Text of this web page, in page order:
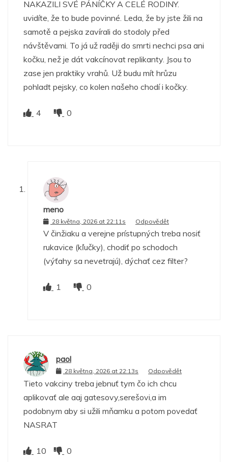
NAKAZILI SVÉ PÁNÍČKY A CELÉ RODINY.
uvidíte, že to bude povinné. Leda, že by jste žili na
samotě a pejska zavírali do stodoly před
návštěvami. To já už raději do smrti nechci psa ani
kočku, než je dát vakcínovat replikanty. Jsou to
zase jen praktiky vrahů. Už budu mít hrůzu
pohladt pejsky, co kolen našeho chodí i kočky.
4 0
meno
28 května, 2026 at 22:11s Odpovědět
V činžiaku a verejne prístupných treba nosiť
rukavice (kľučky), chodiť po schodoch
(výťahy sa nevetrajú), dýchať cez filter?
1 0
paol
28 května, 2026 at 22:13s Odpovědět
Tieto vakciny treba jebnuť tym čo ich chcu
aplikovať ale aaj gatesovy,serešovi,a im
podobnym aby si užili mňamku a potom povedať
NASRAT
10 0